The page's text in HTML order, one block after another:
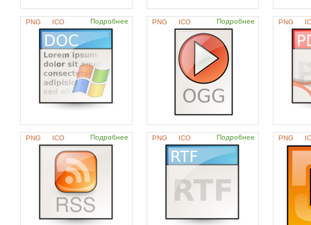
PNG ICO Подробнее PNG ICO Подробнее PNG
PNG ICO Подробнее PNG ICO Подробнее PNG